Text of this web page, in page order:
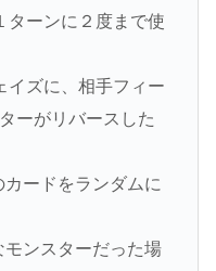
ターンに２度まで使
イズに、相手フィー
ーがリバースした
ードをランダムに
ンスターだった場